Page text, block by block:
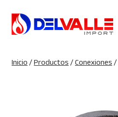
contenido
Inicio/Productos/Conexiones/